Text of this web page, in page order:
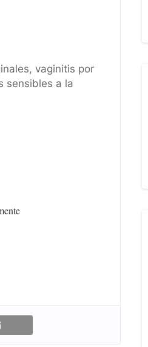
vaginitis por
sensibles a la